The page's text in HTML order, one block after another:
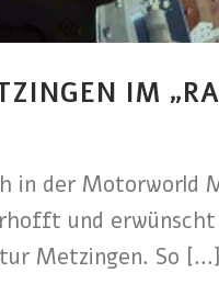
IM
in der Motorworld
und erwünscht
Metzingen. So [...]